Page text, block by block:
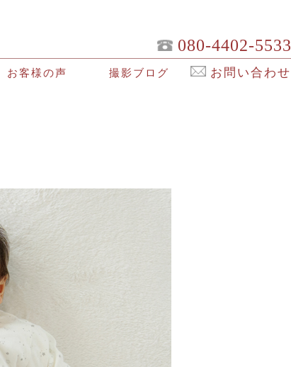
080-4402-5533
お客様の声 撮影ブログ お問い合わせ